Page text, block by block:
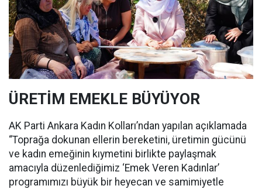
ÜRETİM EMEKLE BÜYÜYOR
AK Parti Ankara Kadın Kolları’ndan yapılan açıklamada
“Toprağa dokunan ellerin bereketini, üretimin gücünü
ve kadın emeğinin kıymetini birlikte paylaşmak
amacıyla düzenlediğimiz ‘Emek Veren Kadınlar’
programımızı büyük bir heyecan ve samimiyetle